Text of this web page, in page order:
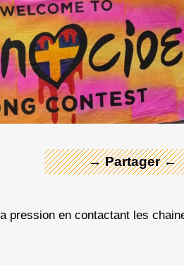
→ Partager ←
← Merci ! →
pression en contactant les